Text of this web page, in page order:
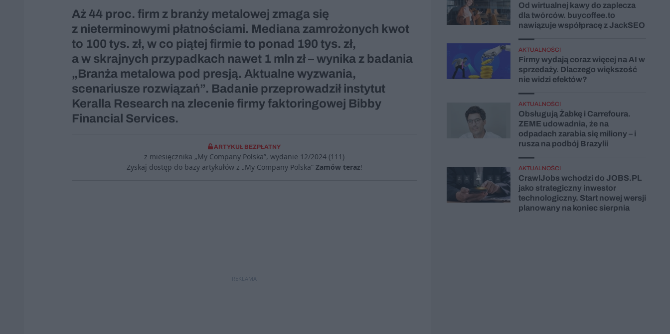
Aż 44 proc. firm z branży metalowej zmaga się
z nieterminowymi płatnościami. Mediana zamrożonych kwot
to 100 tys. zł, w co piątej firmie to ponad 190 tys. zł,
a w skrajnych przypadkach nawet 1 mln zł – wynika z badania
„Branża metalowa pod presją. Aktualne wyzwania,
scenariusze rozwiązań”. Badanie przeprowadził instytut
Keralla Research na zlecenie firmy faktoringowej Bibby
Financial Services.
ARTYKUŁ BEZPŁATNY
z miesięcznika „My Company Polska”, wydanie 12/2024 (111)
Zyskaj dostęp do bazy artykułów z „My Company Polska” Zamów teraz!
REKLAMA
Od wirtualnej kawy do zaplecza
dla twórców. buycoffee.to
nawiązuje współpracę z JackSEO
AKTUALNOŚCI
Firmy wydają coraz więcej na AI w
sprzedaży. Dlaczego większość
nie widzi efektów?
AKTUALNOŚCI
Obsługują Żabkę i Carrefoura.
ZEME udowadnia, że na
odpadach zarabia się miliony – i
rusza na podbój Brazylii
AKTUALNOŚCI
CrawlJobs wchodzi do JOBS.PL
jako strategiczny inwestor
technologiczny. Start nowej wersji
planowany na koniec sierpnia